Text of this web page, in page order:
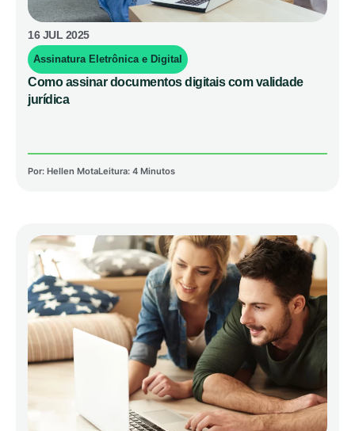
16 JUL 2025
Assinatura Eletrônica e Digital
Como assinar documentos digitais com validade
jurídica
Por: Hellen MotaLeitura: 4 Minutos